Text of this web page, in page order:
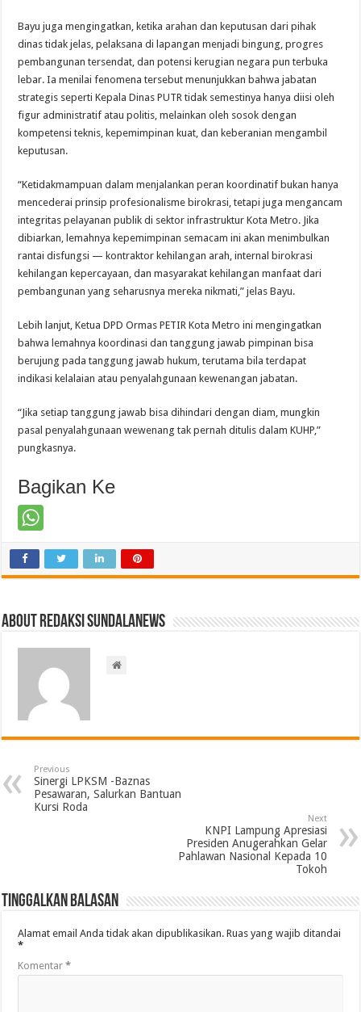
Bayu juga mengingatkan, ketika arahan dan keputusan dari pihak
dinas tidak jelas, pelaksana di lapangan menjadi bingung, progres
pembangunan tersendat, dan potensi kerugian negara pun terbuka
lebar. Ia menilai fenomena tersebut menunjukkan bahwa jabatan
strategis seperti Kepala Dinas PUTR tidak semestinya hanya diisi oleh
figur administratif atau politis, melainkan oleh sosok dengan
kompetensi teknis, kepemimpinan kuat, dan keberanian mengambil
keputusan.
“Ketidakmampuan dalam menjalankan peran koordinatif bukan hanya
mencederai prinsip profesionalisme birokrasi, tetapi juga mengancam
integritas pelayanan publik di sektor infrastruktur Kota Metro. Jika
dibiarkan, lemahnya kepemimpinan semacam ini akan menimbulkan
rantai disfungsi — kontraktor kehilangan arah, internal birokrasi
kehilangan kepercayaan, dan masyarakat kehilangan manfaat dari
pembangunan yang seharusnya mereka nikmati,” jelas Bayu.
Lebih lanjut, Ketua DPD Ormas PETIR Kota Metro ini mengingatkan
bahwa lemahnya koordinasi dan tanggung jawab pimpinan bisa
berujung pada tanggung jawab hukum, terutama bila terdapat
indikasi kelalaian atau penyalahgunaan kewenangan jabatan.
“Jika setiap tanggung jawab bisa dihindari dengan diam, mungkin
pasal penyalahgunaan wewenang tak pernah ditulis dalam KUHP,”
pungkasnya.
Bagikan Ke
About Redaksi Sundalanews
Previous
Sinergi LPKSM -Baznas
Pesawaran, Salurkan Bantuan
Kursi Roda
Next
KNPI Lampung Apresiasi
Presiden Anugerahkan Gelar
Pahlawan Nasional Kepada 10
Tokoh
Tinggalkan Balasan
Alamat email Anda tidak akan dipublikasikan. Ruas yang wajib ditandai
*
Komentar*